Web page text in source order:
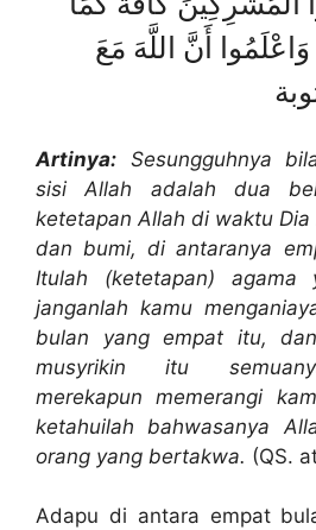
أَنَّ اللَّهَ مَعَ
Artinya: Sesungguhnya
sisi Allah adalah dua
ketetapan Allah di waktu
dan bumi, di antaranya
Itulah (ketetapan) agama
janganlah kamu
bulan yang empat itu,
musyrikin itu
merekapun memerangi
ketahuilah bahwasanya
orang yang bertakwa. (QS.
Adapu di antara empat